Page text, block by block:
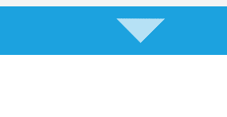
Finansowa rewolucja na San Siro. Czy powstanie
potęga?
Szykuje się wielki transfer z udziałem Romelu
Turecki gigant wkracza do gry